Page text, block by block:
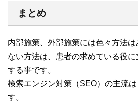
まとめ
内部施策、外部施策には色々方法
ない方法は、患者の求めている役
する事です。
検索エンジン対策（SEO）の主流
す。